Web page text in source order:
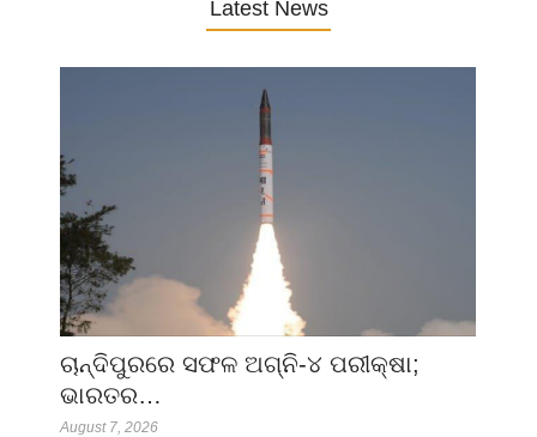
Latest News
ଚାନ୍ଦିପୁରରେ ସଫଳ ଅଗ୍ନି-୪ ପରୀକ୍ଷା;
ଭାରତର…
August 7, 2026